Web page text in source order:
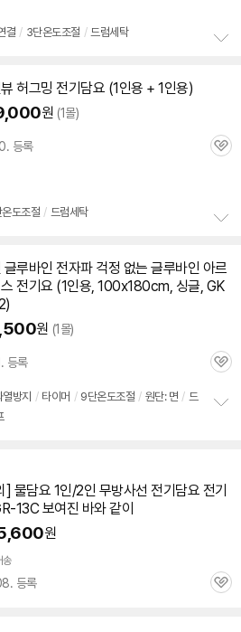
결 / 3단온도조절 / 드럼세탁
허그밍 전기담요 (1인용 + 1인용)
원 (1몰)
등록
관
도조절 / 드럼세탁
펼
치
글루바인 전자파 걱정 없는 글루바인 아르
전기요 (1인용, 100x180cm, 싱글, GK
원 (1몰)
등록
관
열방지 / 타이머 / 9단온도조절 / 원단: 면 / 드
기
] 물담요 1인/2인 무방사선 전기담요 전기
13C 보여진 바와 같이
원
송
등록
관